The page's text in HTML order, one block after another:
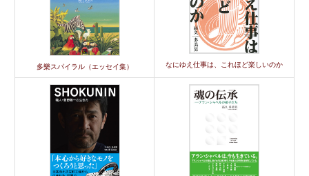
多樂スパイラル（エッセイ集） なにゆえ仕事は、これほど楽しいのか